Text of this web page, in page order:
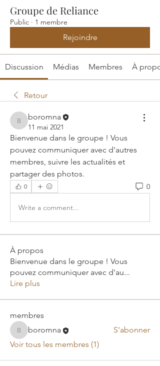
Groupe de Reliance
Public · 1 membre
Rejoindre
Discussion Médias Membres À
Retour
boromna
boromna
11 mai 2021
Bienvenue dans le groupe ! Vous
pouvez communiquer avec d'autres
membres, suivre les actualités et
partager des photos.
0 0
Write a comment...
À propos
Bienvenue dans le groupe ! Vous
pouvez communiquer avec d'au...
Lire plus
membres
boromna
boromna
S'abonner
Voir tous les membres (1)